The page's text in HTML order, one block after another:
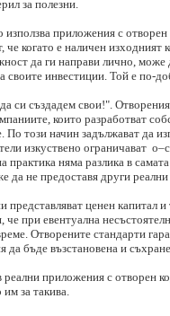
за полезни.
приложения с
че когато е наличен
да ги направи лично,
своите инвестиции. Той е по-
си създадем свои!".
които разработват
този начин задължават да
изкуствено ограничават
няма разлика в
да не предоставя други реални
ценен капитал
при евентуална
Отворените стандарти
бъде възстановена и
приложения с отворен
за такива.